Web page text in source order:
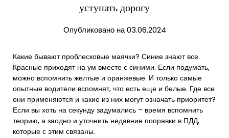
уступать дорогу
Опубликовано на 03.06.2024
Какие бывают проблесковые маячки? Синие знают все.
Красные приходят на ум вместе с синими. Если подумать,
можно вспомнить желтые и оранжевые. И только самые
опытные водители вспомнят, что есть еще и белые. Где все
они применяются и какие из них могут означать приоритет?
Если вы хоть на секунду задумались – время вспомнить
теорию, а заодно и уточнить недавние поправки в ПДД,
которые с этим связаны.